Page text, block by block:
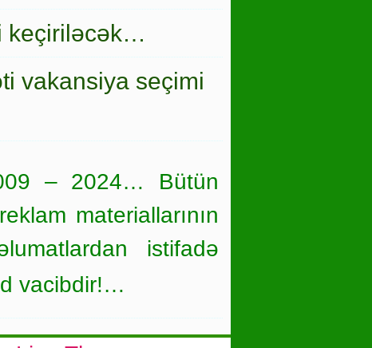
keçiriləcək…
vakansiya seçimi
– 2024… Bütün
materiallarının
istifadə
vacibdir!…